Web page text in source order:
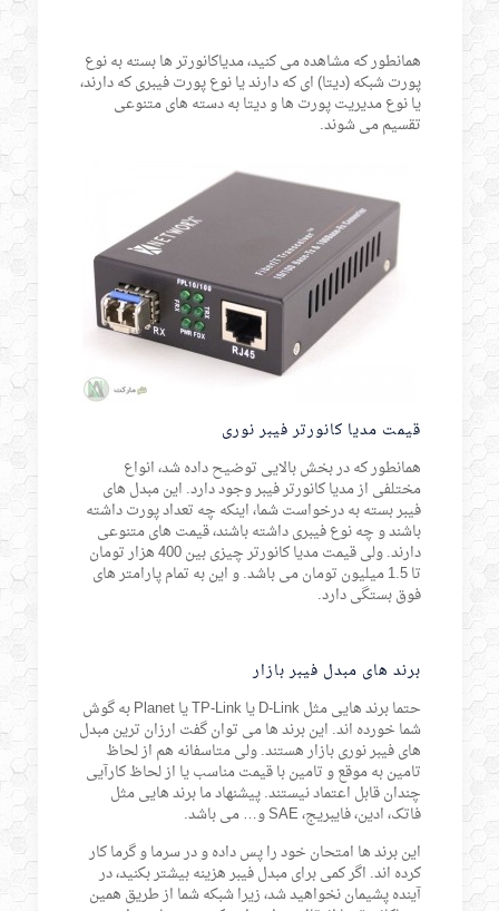
همانطور که مشاهده می کنید، مدیاکانورتر ها بسته به نوع
پورت شبکه (دیتا) ای که دارند یا نوع پورت فیبری که دارند،
یا نوع مدیریت پورت ها و دیتا به دسته های متنوعی
تقسیم می شوند.
قیمت مدیا کانورتر فیبر نوری
همانطور که در بخش بالایی توضیح داده شد، انواع
مختلفی از مدیا کانورتر فیبر وجود دارد. این مبدل های
فیبر بسته به درخواست شما، اینکه چه تعداد پورت داشته
باشند و چه نوع فیبری داشته باشند، قیمت های متنوعی
دارند. ولی قیمت مدیا کانورتر چیزی بین 400 هزار تومان
تا 1.5 میلیون تومان می باشد. و این به تمام پارامتر های
فوق بستگی دارد.
برند های مبدل فیبر بازار
حتما برند هایی مثل D-Link یا TP-Link یا Planet به گوش
شما خورده اند. این برند ها می توان گفت ارزان ترین مبدل
های فیبر نوری بازار هستند. ولی متاسفانه هم از لحاظ
تامین به موقع و تامین با قیمت مناسب یا از لحاظ کارآیی
چندان قابل اعتماد نیستند. پیشنهاد ما برند هایی مثل
فاتک، ادین، فایبریج، SAE و… می باشد.
این برند ها امتحان خود را پس داده و در سرما و گرما کار
کرده اند. اگر کمی برای مبدل فیبر هزینه بیشتر بکنید، در
آینده پشیمان نخواهید شد، زیرا شبکه شما از طریق همین